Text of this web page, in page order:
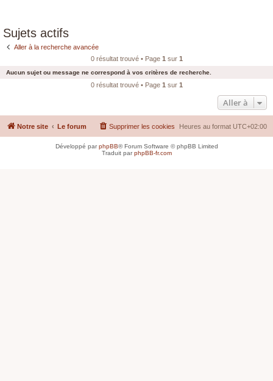
Sujets actifs
Aller à la recherche avancée
0 résultat trouvé • Page 1 sur 1
Aucun sujet ou message ne correspond à vos critères de recherche.
0 résultat trouvé • Page 1 sur 1
Aller à
Notre site Le forum Heures au format UTC+02:00
Supprimer les cookies
Développé parphpBB® Forum Software © phpBB Limited
Traduit parphpBB-fr.com